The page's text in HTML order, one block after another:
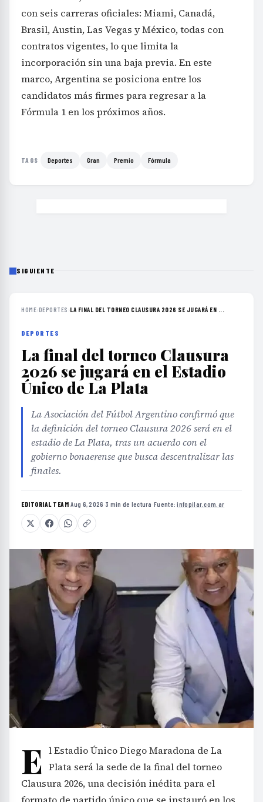
con seis carreras oficiales: Miami, Canadá,
Brasil, Austin, Las Vegas y México, todas con
contratos vigentes, lo que limita la
incorporación sin una baja previa. En este
marco, Argentina se posiciona entre los
candidatos más firmes para regresar a la
Fórmula 1 en los próximos años.
TAGS Deportes Gran Premio Fórmula
SIGUIENTE
HOME›DEPORTES ›LA FINAL DEL TORNEO CLAUSURA 2026 SE JUGARÁ EN ...
DEPORTES
La final del torneo Clausura
2026 se jugará en el Estadio
Único de La Plata
La Asociación del Fútbol Argentino confirmó que
la definición del torneo Clausura 2026 será en el
estadio de La Plata, tras un acuerdo con el
gobierno bonaerense que busca descentralizar las
finales.
EDITORIAL TEAM·Aug 6, 2026 ·3 min de lectura ·Fuente:infopilar.com.ar
E l Estadio Único Diego Maradona de La
Plata será la sede de la final del torneo
Clausura 2026, una decisión inédita para el